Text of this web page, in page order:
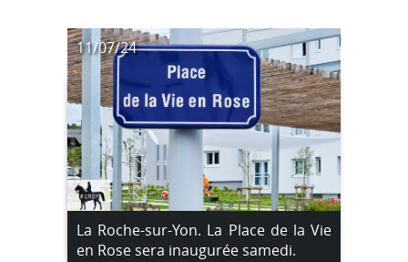
11/07/24
La Roche-sur-Yon. La Place de la Vie
en Rose sera inaugurée samedi.